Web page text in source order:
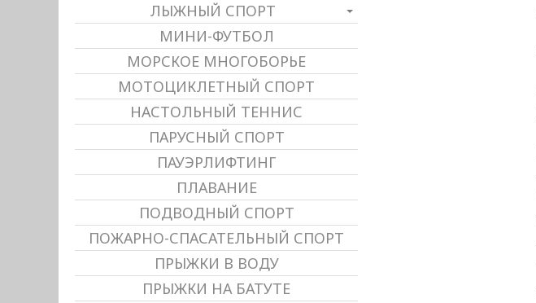
ЛЫЖНЫЙ СПОРТ
МИНИ-ФУТБОЛ
МОРСКОЕ МНОГОБОРЬЕ
МОТОЦИКЛЕТНЫЙ СПОРТ
НАСТОЛЬНЫЙ ТЕННИС
ПАРУСНЫЙ СПОРТ
ПАУЭРЛИФТИНГ
ПЛАВАНИЕ
ПОДВОДНЫЙ СПОРТ
ПОЖАРНО-СПАСАТЕЛЬНЫЙ СПОРТ
ПРЫЖКИ В ВОДУ
ПРЫЖКИ НА БАТУТЕ